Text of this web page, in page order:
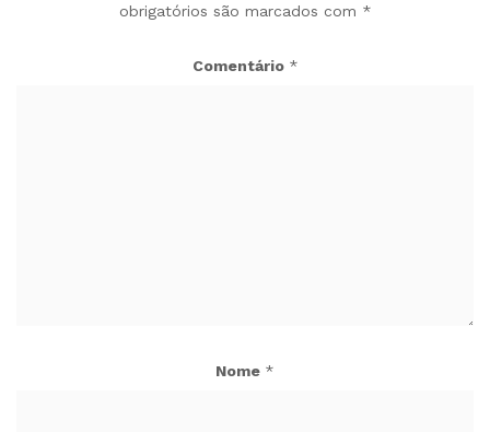
obrigatórios são marcados com *
Comentário *
Nome *